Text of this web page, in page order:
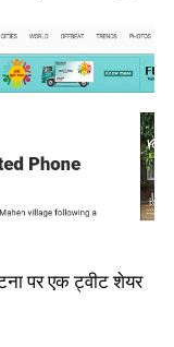
पर एक ट्वीट शेयर